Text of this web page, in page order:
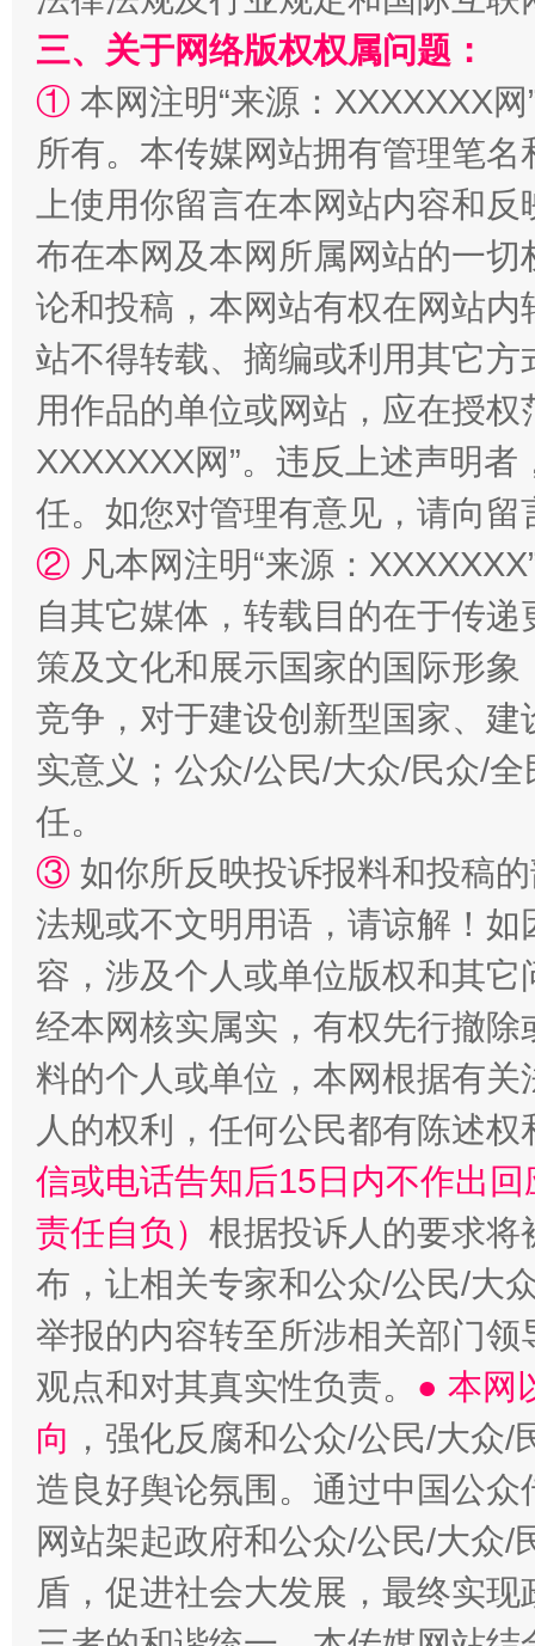
国家大学科技园优化重塑工作
扯下公款旅游的“隐身衣” 如何以
“蜀中异人”王建安的艺术幻境
三、关于网络版权权属问题：
① 本网注明“来源：XXXXXXX
所有。本传媒网站拥有管理笔
上使用你留言在本网站内容和
布在本网及本网所属网站的一
论和投稿，本网站有权在网站
站不得转载、摘编或利用其它
用作品的单位或网站，应在授
XXXXXXX网”。违反上述声明
任。如您对管理有意见，请向
② 凡本网注明“来源：
自其它媒体，转载目的在于传
策及文化和展示国家的国际形
竞争，对于建设创新型国家、
实意义；公众/公民/大众/民众/
任。
③ 如你所反映投诉报料和投稿
法规或不文明用语，请谅解！
容，涉及个人或单位版权和其它
经本网核实属实，有权先行撤
料的个人或单位，本网根据有
人的权利，任何公民都有陈述
信或电话告知后15日内不作出
责任自负） 根据投诉人的要求将
布，让相关专家和公众/公民/大
举报的内容转至所涉相关部门
观点和对其真实性负责。 ● 本网
向 ，强化反腐和公众/公民/大众
造良好舆论氛围。通过中国公
网站架起政府和公众/公民/大众
盾，促进社会大发展，最终实